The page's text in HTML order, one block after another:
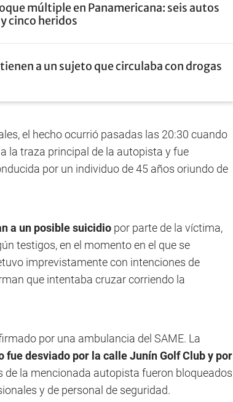
múltiple en Panamericana: seis autos
cinco heridos
a un sujeto que circulaba con drogas
el hecho ocurrió pasadas las 20:30 cuando
la traza principal de la autopista y fue
por un individuo de 45 años oriundo de
a un posible suicidio por parte de la víctima,
testigos, en el momento en el que se
imprevistamente con intenciones de
que intentaba cruzar corriendo la
por una ambulancia del SAME. La
fue desviado por la calle Junín Golf Club y por
de la mencionada autopista fueron bloqueados
y de personal de seguridad.